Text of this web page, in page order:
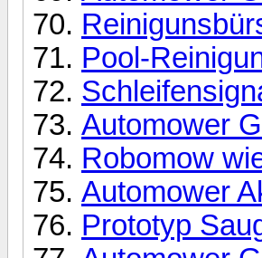
Pool-
Automower
Robomow
Automower
Prototyp